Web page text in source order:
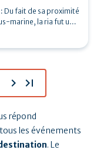
Du fait de sa proximité
marine, la ria fut un
guerre mondiale.…
chevron_right last_page
répond
les événements
. Le